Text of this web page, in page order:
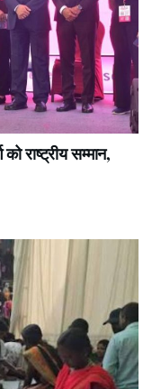
राष्ट्रीय सम्मान,